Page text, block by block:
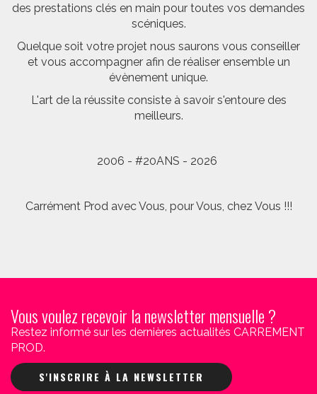
des prestations clés en main pour toutes vos demandes
scéniques.
Quelque soit votre projet nous saurons vous conseiller
et vous accompagner afin de réaliser ensemble un
évènement unique.
L'art de la réussite consiste à savoir s'entoure des
meilleurs.
2006 - #20ANS - 2026
Carrément Prod avec Vous, pour Vous, chez Vous !!!
Vous voulez recevoir la newsletter mensuelle ?
Restez informé sur les dernières actualités CARREMENT
PROD.
S'INSCRIRE À LA NEWSLETTER